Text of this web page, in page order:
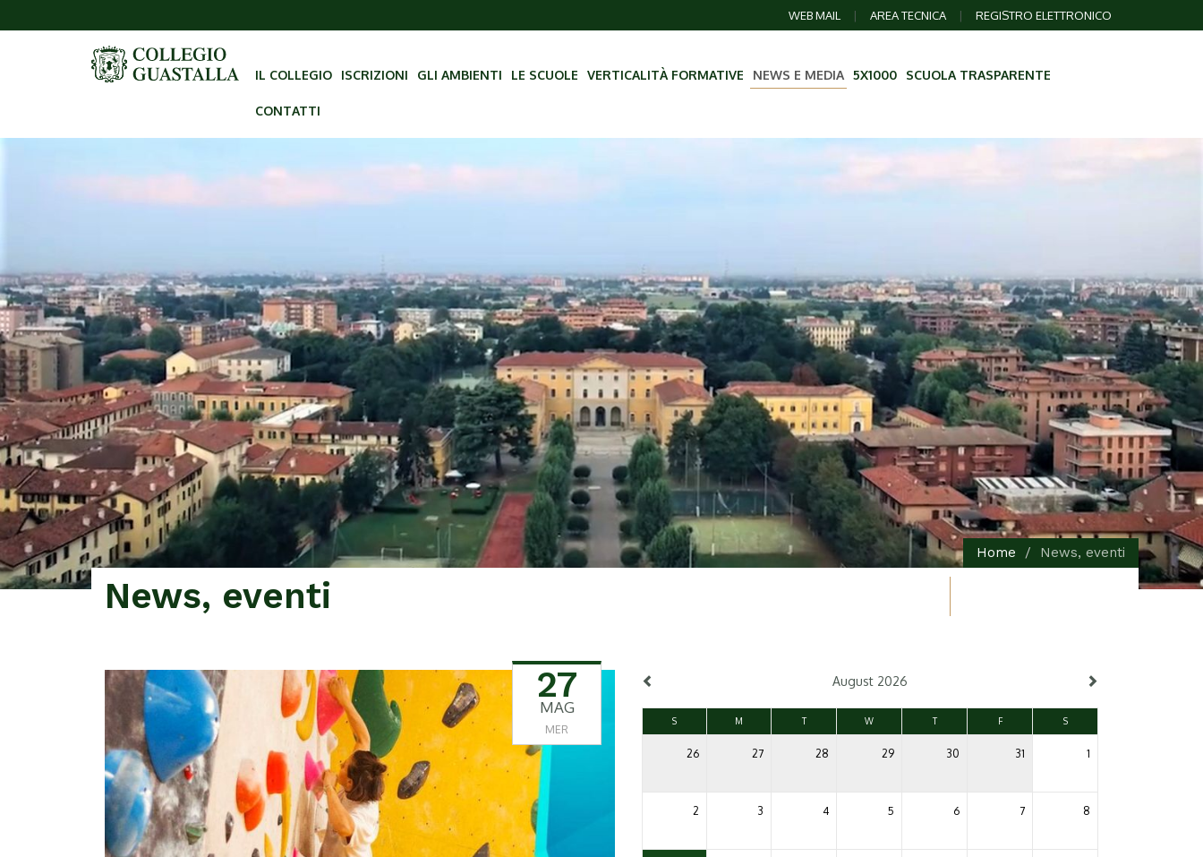
WEB MAIL | AREA TECNICA | REGISTRO ELETTRONICO
IL COLLEGIO ISCRIZIONI GLI AMBIENTI LE SCUOLE VERTICALITÀ FORMATIVE NEWS E MEDIA 5X1000 SCUOLA TRASPARENTE
CONTATTI
Home News, eventi
News, eventi
27
MAG
MER
August 2026
S M T W T F S
26 27 28 29 30 31 1
2 3 4 5 6 7 8